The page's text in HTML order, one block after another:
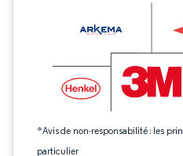
*Avis de non-responsabilité : les
particulier